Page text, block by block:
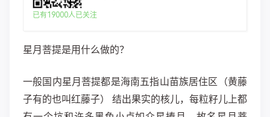
已有19000人已关注
星月菩提是用什么做的？
一般国内星月菩提都是海南五指山苗族居住区（黄藤
子有的也叫红藤子） 结出果实的核儿，每粒籽儿上都